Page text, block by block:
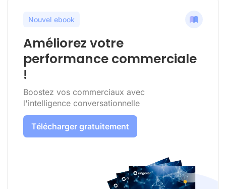
Nouvel ebook
Améliorez votre
performance commerciale
!
Boostez vos commerciaux avec
l'intelligence conversationnelle
Télécharger gratuitement